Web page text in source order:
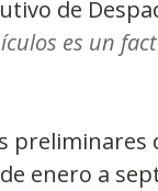
de
es un
preliminares
de enero a